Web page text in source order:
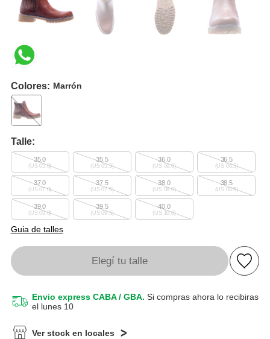
Colores: Marrón
Talle:
Guia de talles
35.0
(US 05.0)
35.5
(US 05.5)
36.0
(US 06.0)
36.5
(US 06.5)
37.0
(US 07.0)
37.5
(US 07.5)
38.0
(US 08.0)
38.5
(US 08.5)
39.0
(US 09.0)
39.5
(US 09.5)
40.0
(US 10.0)
Elegí tu talle
Envio express CABA / GBA. Si compras ahora lo recibiras
el lunes 10
Ver stock en locales